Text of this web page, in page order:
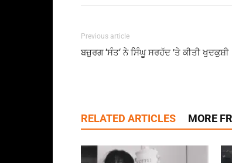
Previous article
ਬਜ਼ੁਰਗ ‘ਸੰਤ‘ ਨੇ ਸਿੰਘੂ ਸਰਹੱਦ ’ਤੇ ਕੀਤੀ ਖੁਦਕੁਸ਼ੀ
RELATED ARTICLES MORE